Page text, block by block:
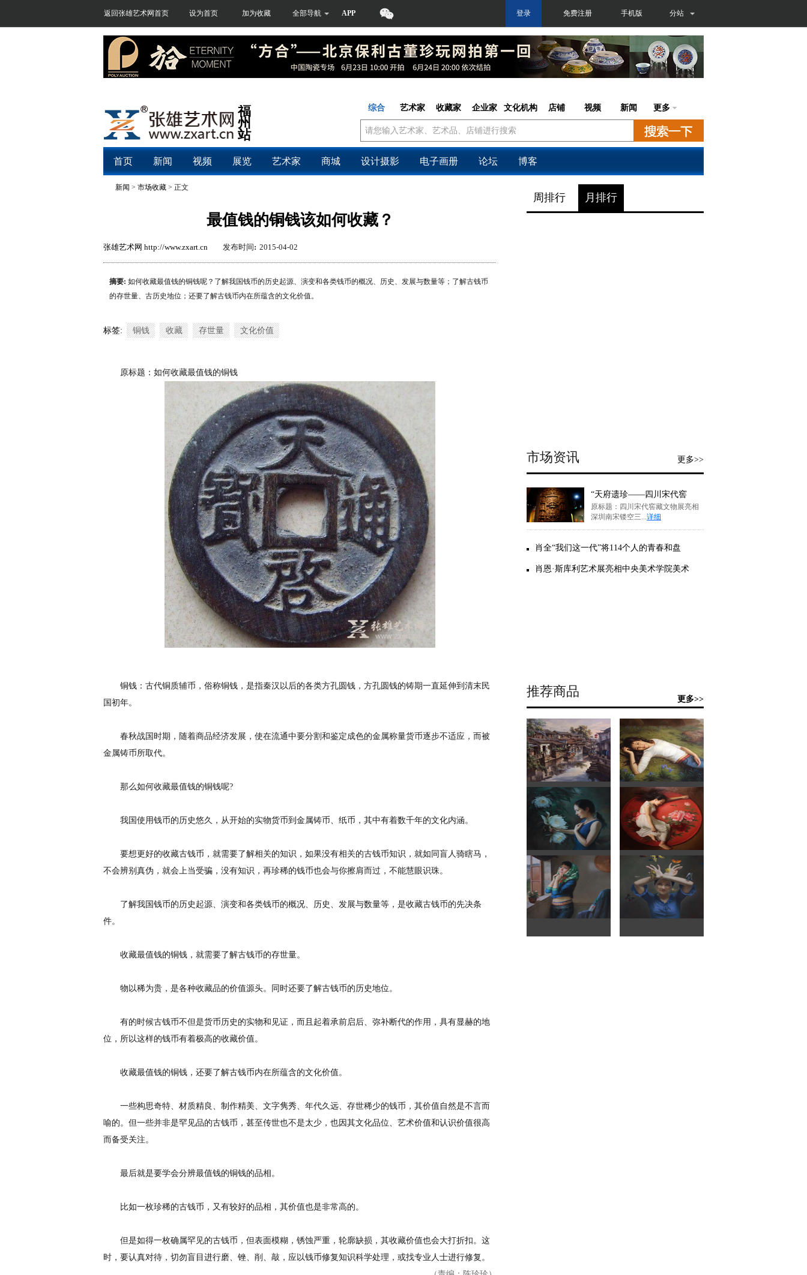
返回张雄艺术网首页 设为首页 加为收藏 全部导航 APP 分站
手机版
免费注册
登录
福
州
站
综合 艺术家 收藏家 企业家 文化机构 店铺 视频 新闻 更多
首页 新闻 视频 展览 艺术家 商城 设计摄影 电子画册 论坛 博客
新闻 > 市场收藏> 正文
最值钱的铜钱该如何收藏？
张雄艺术网 http://www.zxart.cn 发布时间: 2015-04-02
摘要: 如何收藏最值钱的铜钱呢？了解我国钱币的历史起源、演变和各类钱币的概况、历史、发展与数量等；了解古钱币
的存世量、古历史地位；还要了解古钱币内在所蕴含的文化价值。
标签: 铜钱 收藏 存世量 文化价值
原标题：如何收藏最值钱的铜钱
铜钱：古代铜质辅币，俗称铜钱，是指秦汉以后的各类方孔圆钱，方孔圆钱的铸期一直延伸到清末民
国初年。
春秋战国时期，随着商品经济发展，使在流通中要分割和鉴定成色的金属称量货币逐步不适应，而被
金属铸币所取代。
那么如何收藏最值钱的铜钱呢?
我国使用钱币的历史悠久，从开始的实物货币到金属铸币、纸币，其中有着数千年的文化内涵。
要想更好的收藏古钱币，就需要了解相关的知识，如果没有相关的古钱币知识，就如同盲人骑瞎马，
不会辨别真伪，就会上当受骗，没有知识，再珍稀的钱币也会与你擦肩而过，不能慧眼识珠。
了解我国钱币的历史起源、演变和各类钱币的概况、历史、发展与数量等，是收藏古钱币的先决条
件。
收藏最值钱的铜钱，就需要了解古钱币的存世量。
物以稀为贵，是各种收藏品的价值源头。同时还要了解古钱币的历史地位。
有的时候古钱币不但是货币历史的实物和见证，而且起着承前启后、弥补断代的作用，具有显赫的地
位，所以这样的钱币有着极高的收藏价值。
收藏最值钱的铜钱，还要了解古钱币内在所蕴含的文化价值。
一些构思奇特、材质精良、制作精美、文字隽秀、年代久远、存世稀少的钱币，其价值自然是不言而
喻的。但一些并非是罕见品的古钱币，甚至传世也不是太少，也因其文化品位、艺术价值和认识价值很高
而备受关注。
最后就是要学会分辨最值钱的铜钱的品相。
比如一枚珍稀的古钱币，又有较好的品相，其价值也是非常高的。
但是如得一枚确属罕见的古钱币，但表面模糊，锈蚀严重，轮廓缺损，其收藏价值也会大打折扣。这
时，要认真对待，切勿盲目进行磨、锉、削、敲，应以钱币修复知识科学处理，或找专业人士进行修复。
周排行 月排行
市场资讯 更多>>
“天府遗珍——四川宋代窖
原标题：四川宋代窖藏文物展亮相
深圳南宋镂空三...详细
肖全“我们这一代”将114个人的青春和盘
肖恩·斯库利艺术展亮相中央美术学院美术
更多>>
推荐商品
江南风光 醉花间
惜 念芳华